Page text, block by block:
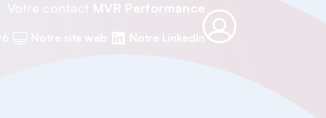
Votre contact MVR Performance
Notre site web Notre LinkedIn